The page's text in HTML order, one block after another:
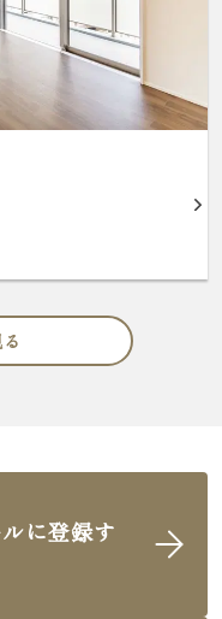
に登録す